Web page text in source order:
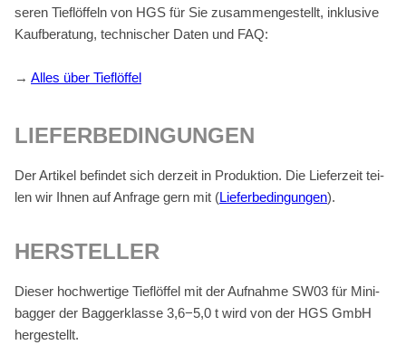
se­ren Tief­löf­feln von HGS für Sie zu­sam­men­ge­stellt, in­klu­si­ve
Kauf­be­ra­tung, tech­ni­scher Da­ten und FAQ:
→ Al­les über Tief­löf­fel
LIE­FER­BE­DIN­GUN­GEN
Der Ar­ti­kel be­fin­det sich der­zeit in Pro­duk­ti­on. Die Lie­fer­zeit tei­
len wir Ih­nen auf An­fra­ge gern mit (Lie­fer­be­din­gun­gen).
HER­STEL­LER
Die­ser hoch­wer­ti­ge Tief­löf­fel mit der Auf­nah­me SW03 für Mi­ni­
bag­ger der Bag­ger­klas­se 3,6−5,0 t wird von der HGS GmbH
her­ge­stellt.